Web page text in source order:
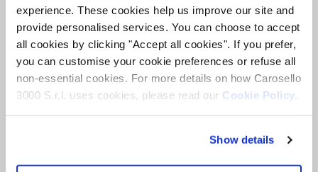
experience. These cookies help us improve our site and
provide personalised services. You can choose to accept
all cookies by clicking "Accept all cookies". If you prefer,
you can customise your cookie preferences or refuse all
non-essential cookies. For more details on how Carosello
3000 S.r.l. uses cookies, please read our Cookie Policy.
Show details